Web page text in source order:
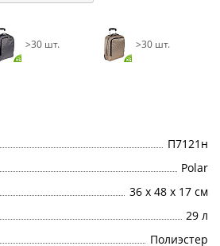
>30 шт. >30 шт.
П7121н
Polar
36 х 48 х 17 см
29 л
Полиэстер